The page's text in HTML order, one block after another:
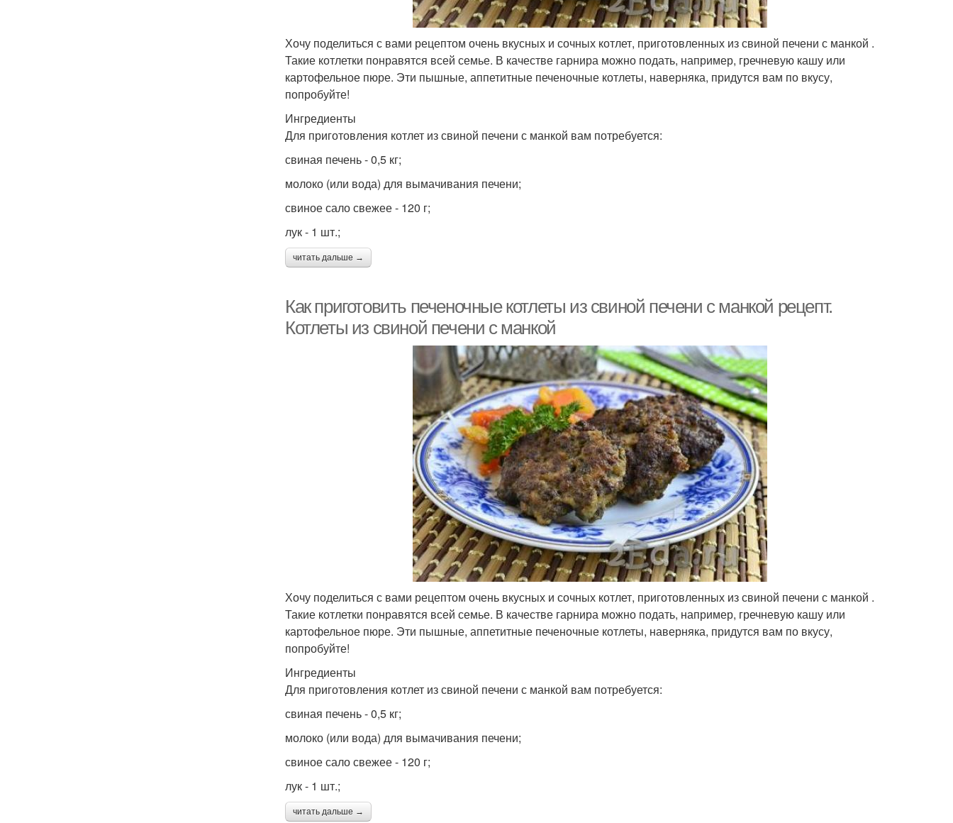
Хочу поделиться с вами рецептом очень вкусных и сочных котлет, приготовленных из свиной печени с манкой .
Такие котлетки понравятся всей семье. В качестве гарнира можно подать, например, гречневую кашу или
картофельное пюре. Эти пышные, аппетитные печеночные котлеты, наверняка, придутся вам по вкусу,
попробуйте!
Ингредиенты
Для приготовления котлет из свиной печени с манкой вам потребуется:
свиная печень - 0,5 кг;
молоко (или вода) для вымачивания печени;
свиное сало свежее - 120 г;
лук - 1 шт.;
читать дальше →
Как приготовить печеночные котлеты из свиной печени с манкой рецепт.
Котлеты из свиной печени с манкой
Хочу поделиться с вами рецептом очень вкусных и сочных котлет, приготовленных из свиной печени с манкой .
Такие котлетки понравятся всей семье. В качестве гарнира можно подать, например, гречневую кашу или
картофельное пюре. Эти пышные, аппетитные печеночные котлеты, наверняка, придутся вам по вкусу,
попробуйте!
Ингредиенты
Для приготовления котлет из свиной печени с манкой вам потребуется:
свиная печень - 0,5 кг;
молоко (или вода) для вымачивания печени;
свиное сало свежее - 120 г;
лук - 1 шт.;
читать дальше →